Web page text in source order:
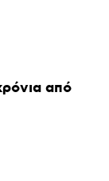
από